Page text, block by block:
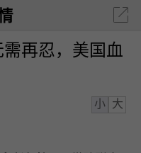
再忍，美国血
小 大